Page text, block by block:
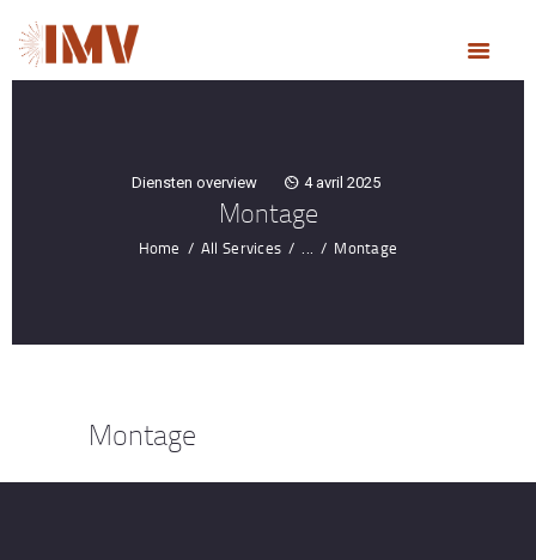
Diensten overview 4 avril 2025
Montage
Home All Services ... Montage
ACCUEIL
NOS MÉTIERS
ACTUALITÉS
DEVIS & CONTACT
Montage